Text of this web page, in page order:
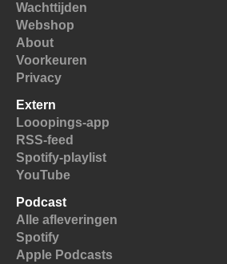
Wachttijden
Webshop
About
Voorkeuren
Privacy
Extern
Looopings-app
RSS-feed
Spotify-playlist
YouTube
Podcast
Alle afleveringen
Spotify
Apple Podcasts